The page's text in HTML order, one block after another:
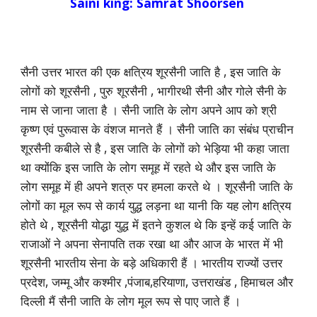
सैनी उत्तर भारत की एक क्षत्रिय शूरसैनी जाति है , इस जाति के
लोगों को शूरसैनी , पुरु शूरसैनी , भागीरथी सैनी और गोले सैनी के
नाम से जाना जाता है । सैनी जाति के लोग अपने आप को श्री
कृष्ण एवं पुरूवास के वंशज मानते हैं । सैनी जाति का संबंध प्राचीन
शूरसैनी कबीले से है , इस जाति के लोगों को भेड़िया भी कहा जाता
था क्योंकि इस जाति के लोग समूह में रहते थे और इस जाति के
लोग समूह में ही अपने शत्रु पर हमला करते थे । शूरसैनी जाति के
लोगों का मूल रूप से कार्य युद्ध लड़ना था यानी कि यह लोग क्षत्रिय
होते थे , शूरसैनी योद्धा युद्ध में इतने कुशल थे कि इन्हें कई जाति के
राजाओं ने अपना सेनापति तक रखा था और आज के भारत में भी
शूरसैनी भारतीय सेना के बड़े अधिकारी हैं । भारतीय राज्यों उत्तर
प्रदेश, जम्मू और कश्मीर ,पंजाब,हरियाणा, उत्तराखंड , हिमाचल और
दिल्ली मैं सैनी जाति के लोग मूल रूप से पाए जाते हैं ।